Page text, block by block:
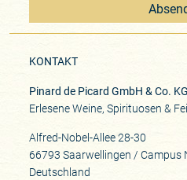
KONTAKT
Pinard de Picard GmbH & Co. KG
Erlesene Weine, Spirituosen &
Alfred-Nobel-Allee 28-30
66793 Saarwellingen / Campus
Deutschland